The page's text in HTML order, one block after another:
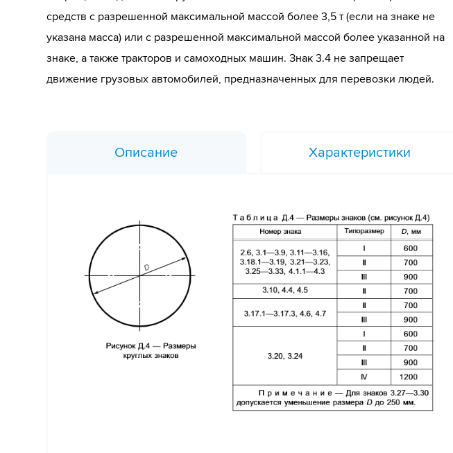
средств с разрешенной максимальной массой более 3,5 т (если на знаке не
указана масса) или с разрешенной максимальной массой более указанной на
знаке, а также тракторов и самоходных машин. Знак 3.4 не запрещает
движение грузовых автомобилей, предназначенных для перевозки людей.
Описание Характеристики